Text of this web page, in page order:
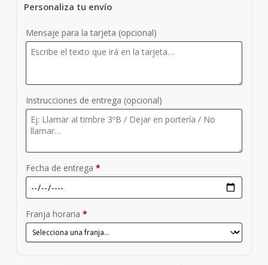
Personaliza tu envío
Mensaje para la tarjeta (opcional)
Instrucciones de entrega (opcional)
Fecha de entrega *
Franja horaria *